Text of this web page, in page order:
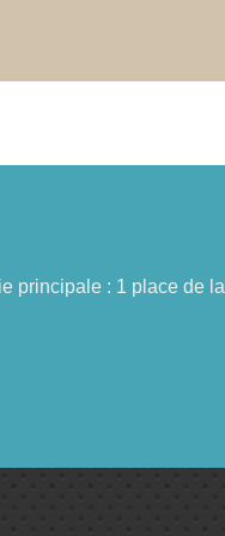
principale : 1 place de